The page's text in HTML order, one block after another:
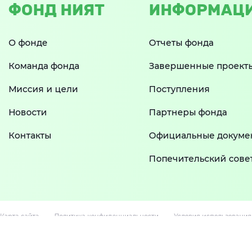
ФОНД НИЯТ
О фонде
Команда фонда
Миссия и цели
Новости
Контакты
Отчеты фонда
Завершенные
Поступления
Партнеры фонда
Официальные
Попечительский
Карта сайта Политика конфиденциальности Условия использования